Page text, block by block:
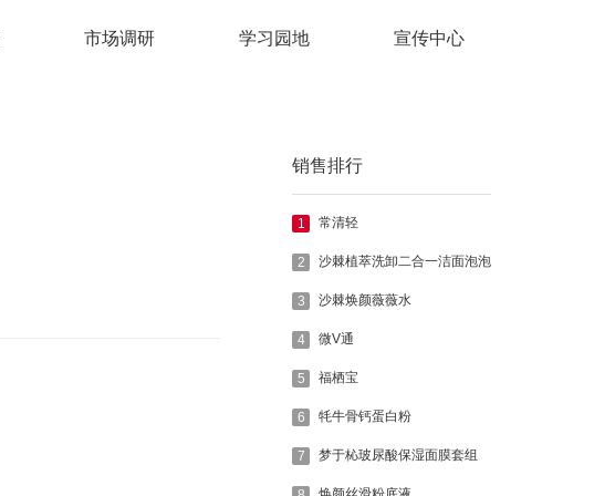
市场调研 学习园地 宣传中心
销售排行
1 常清轻
2 沙棘植萃洗卸二合一洁面泡泡
3 沙棘焕颜薇薇水
4 微V通
5 福栖宝
6 牦牛骨钙蛋白粉
7 梦于杺玻尿酸保湿面膜套组